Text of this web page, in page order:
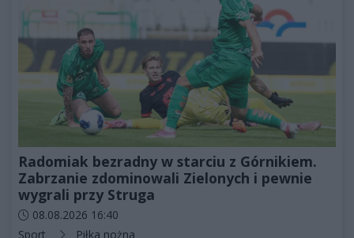
Radomiak bezradny w starciu z Górnikiem.
Zabrzanie zdominowali Zielonych i pewnie
wygrali przy Struga
Data dodania artykułu:
08.08.2026 16:40
Kategorie artykułu:
Sport Piłka nożna